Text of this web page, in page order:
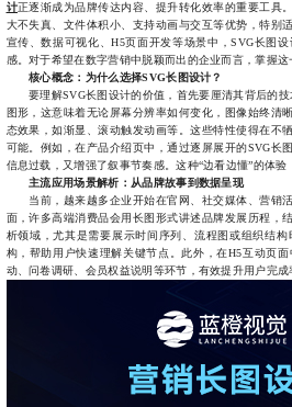
计正逐渐成为品牌传达内容、提升转化效率的重要工具
大不失真、文件体积小、支持动画与交互等优势，特别
宣传、数据可视化、H5页面开发等场景中，SVG长图
感。对于希望在数字营销中脱颖而出的企业而言，掌握
核心概念：为什么选择SVG长图设计？
要理解SVG长图设计的价值，首先要厘清其背后的技
图形，这意味着无论屏幕分辨率如何变化，图像始终清
态效果，如渐显、滚动触发动画等。这些特性使得在不
可能。例如，在产品介绍页中，通过逐屏展开的SVG长
信息过载，又增强了叙事节奏感。这种“边看边懂”的体
主流应用场景解析：从品牌故事到数据呈现
当前，越来越多企业开始在官网、社交媒体、营销
面，许多高端消费品会用长图形式讲述品牌发展历程，
析领域，尤其是需要展示时间序列、流程图或组织结
构，帮助用户快速理解关键节点。此外，在H5互动页
动、问卷调研、会员权益说明等环节，有效提升用户完